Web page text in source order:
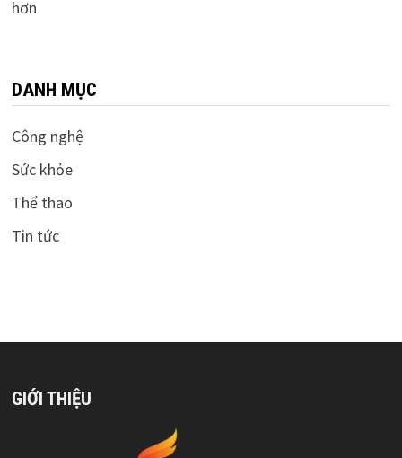
hơn
DANH MỤC
Công nghệ
Sức khỏe
Thể thao
Tin tức
GIỚI THIỆU